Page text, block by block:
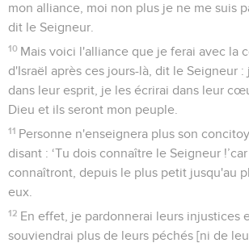
mon alliance, moi non plus je ne me suis
dit le Seigneur.
10 Mais voici l'alliance que je ferai avec la
d'Israël après ces jours-là, dit le Seigneur
dans leur esprit, je les écrirai dans leur
Dieu et ils seront mon peuple.
11 Personne n'enseignera plus son
disant : ‘Tu dois connaître le Seigneur
connaîtront, depuis le plus petit jusqu'au
eux.
12 En effet, je pardonnerai leurs injustices
souviendrai plus de leurs péchés [ni de